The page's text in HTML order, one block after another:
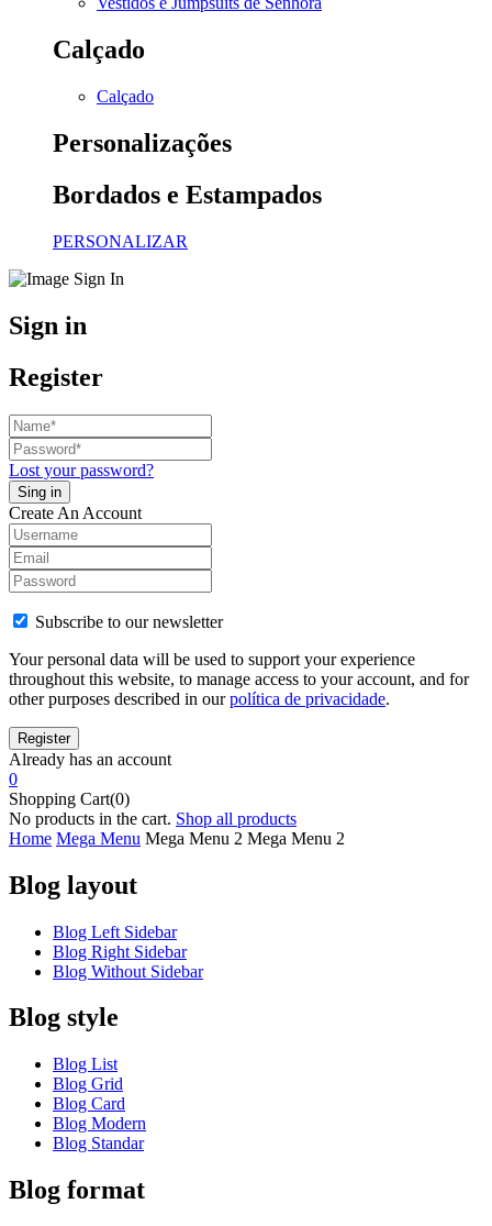
Calçado
Calçado
Personalizações
Bordados e Estampados
PERSONALIZAR
Sign in
Register
Lost your password?
Create An Account
Subscribe to our newsletter
Your personal data will be used to support your experience
throughout this website, to manage access to your account, and for
other purposes described in ourpolítica de privacidade.
Already has an account
0
Shopping Cart(0)
No products in the cart. Shop all products
Home Mega Menu Mega Menu 2 Mega Menu 2
Blog layout
Blog Left Sidebar
Blog Right Sidebar
Blog Without Sidebar
Blog style
Blog List
Blog Grid
Blog Card
Blog Modern
Blog Standar
Blog format